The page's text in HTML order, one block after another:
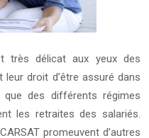
très délicat aux yeux des
leur droit d’être assuré dans
que des différents régimes
les retraites des salariés.
promeuvent d’autres